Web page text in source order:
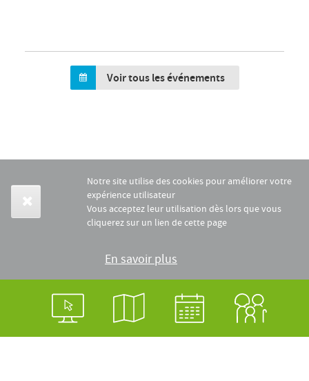
Voir tous les événements
Notre site utilise des cookies pour améliorer votre
expérience utilisateur
Vous acceptez leur utilisation dès lors que vous
cliquerez sur un lien de cette page
En savoir plus